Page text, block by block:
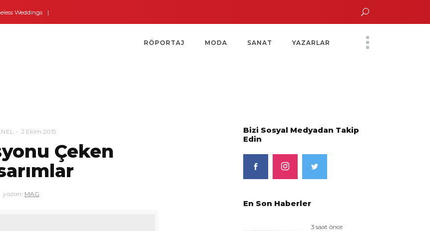
Weddings Yoko Ono Sergisi Özel Bir Davetle Açıldı
RÖPORTAJ MODA SANAT YAZARLAR
2 Ekim 2015
Çeken
yazan: MAG
Bizi Sosyal Medyadan Takip
Edin
En Son Haberler
3 saat önce